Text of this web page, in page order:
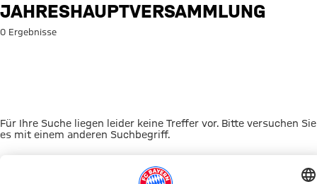
Suche:
JAHRESHAUPTVERSAMMLUNG
0 Ergebnisse
Für Ihre Suche liegen leider keine Treffer vor. Bitte versuchen Sie
es mit einem anderen Suchbegriff.
Zur Startseite